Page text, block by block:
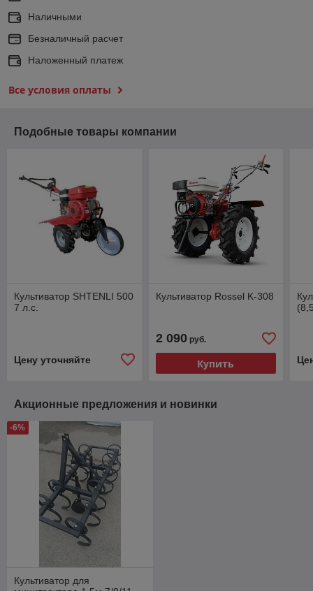
Наличными
Безналичный расчет
Наложенный платеж
Все условия оплаты
Подобные товары компании
Культиватор SHTENLI 500
7 л.с.
Цену уточняйте
Культиватор Rossel K-308
2 090руб.
Купить
Акционные предложения и новинки
-6%
Культиватор для